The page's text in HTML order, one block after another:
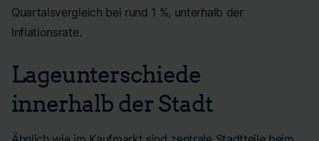
Quartalsvergleich bei rund 1 %, unterhalb der
Inflationsrate.
Lageunterschiede
innerhalb der Stadt